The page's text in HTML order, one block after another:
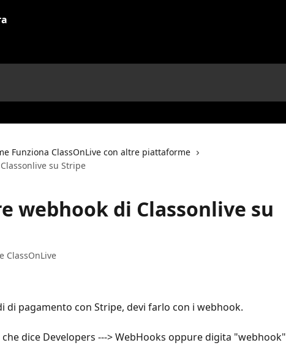
Funziona ClassOnLive con altre piattaforme
su Stripe
webhook di Classonlive su
ClassOnLive
di pagamento con Stripe, devi farlo con i webhook.
dice Developers ---> WebHooks oppure digita "webhook"